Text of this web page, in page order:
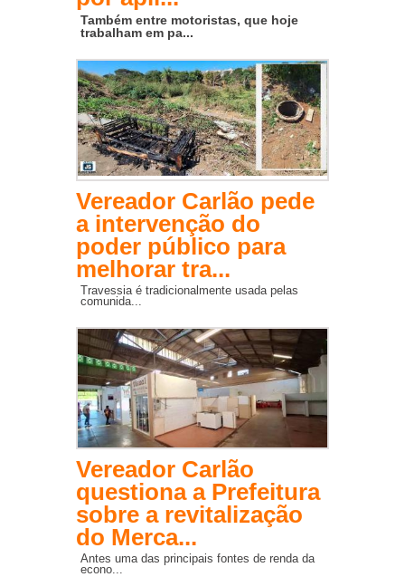
Também entre motoristas, que hoje
trabalham em pa...
Vereador Carlão pede
a intervenção do
poder público para
melhorar tra...
Travessia é tradicionalmente usada pelas
comunida...
Vereador Carlão
questiona a Prefeitura
sobre a revitalização
do Merca...
Antes uma das principais fontes de renda da
econo...